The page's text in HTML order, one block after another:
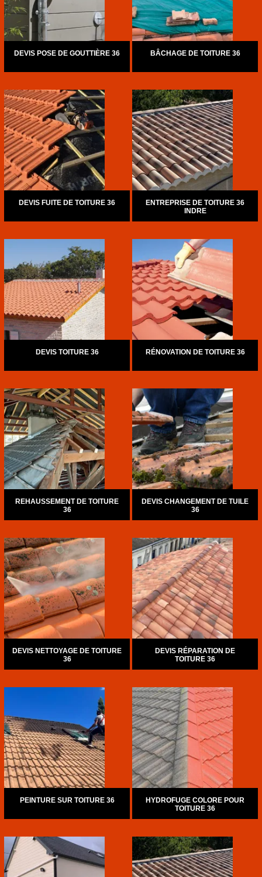
DEVIS POSE DE GOUTTIÈRE 36 BÂCHAGE DE TOITURE 36
DEVIS FUITE DE TOITURE 36
ENTREPRISE DE TOITURE 36
INDRE
DEVIS TOITURE 36 RÉNOVATION DE TOITURE 36
REHAUSSEMENT DE TOITURE
36
DEVIS CHANGEMENT DE TUILE
36
DEVIS NETTOYAGE DE TOITURE
36
DEVIS RÉPARATION DE
TOITURE 36
PEINTURE SUR TOITURE 36
HYDROFUGE COLORE POUR
TOITURE 36